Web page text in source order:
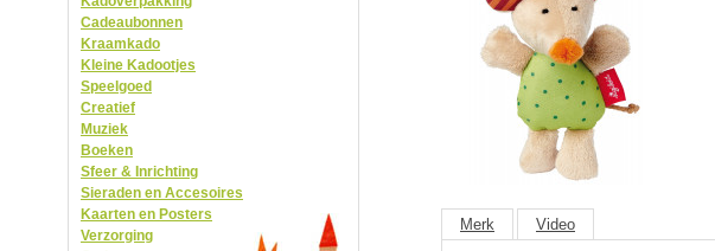
Merk Video
Cadeaubonnen
Kraamkado
Kleine Kadootjes
Speelgoed
Creatief
Muziek
Boeken
Sfeer & Inrichting
Sieraden en Accesoires
Kaarten en Posters
Verzorging